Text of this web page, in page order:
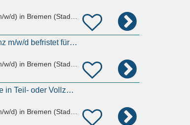
w/d) in Bremen (Stadt), Hastedt
Arbeitsmedizinische Assistenz m/w/d befristet für zwei Jahre
w/d) in Bremen (Stadt), Hastedt
MTR oder MFA für Radiologie in Teil- oder Vollzeit (m/w/d)
w/d) in Bremen (Stadt), Schwachhausen